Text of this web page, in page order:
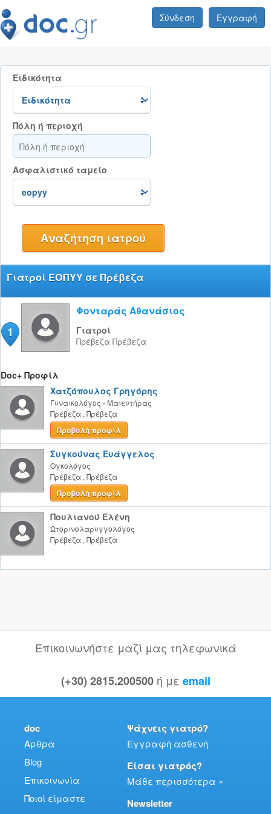
Σύνδεση Εγγραφή
Ειδικότητα
Πόλη ή περιοχή
Ασφαλιστικό ταμείο
Γιατροί ΕΟΠΥΥ σε Πρέβεζα
1
Φονταράς Αθανάσιος
Γιατροί
Πρέβεζα Πρέβεζα
Doc+ Προφίλ
Χατζόπουλος Γρηγόρης
Γυναικολόγος - Μαιευτήρας
Πρέβεζα , Πρέβεζα
Προβολή προφίλ
Συγκούνας Ευάγγελος
Ογκολόγος
Πρέβεζα , Πρέβεζα
Προβολή προφίλ
Πουλιανού Ελένη
Ωτορινολαρυγγολόγος
Πρέβεζα , Πρέβεζα
Επικοινωνήστε μαζί μας τηλεφωνικά
(+30) 2815.200500 ή με email
doc
Άρθρα
Blog
Επικοινωνία
Ποιοί είμαστε
Ψάχνεις γιατρό?
Εγγραφή ασθενή
Είσαι γιατρός?
Μάθε περισσότερα »
Newsletter